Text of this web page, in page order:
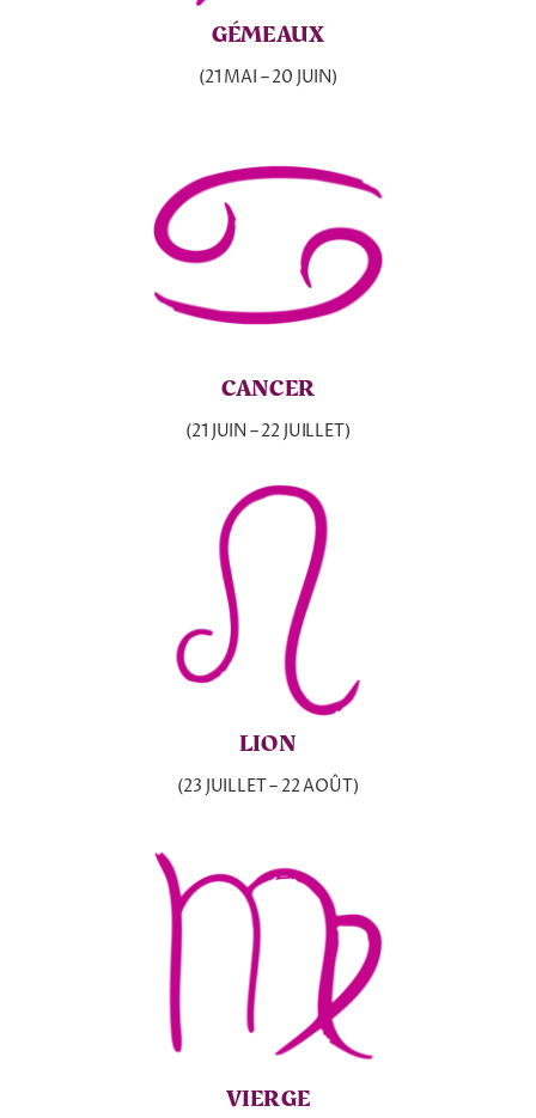
GÉMEAUX
(21 MAI – 20 JUIN)
CANCER
(21 JUIN – 22 JUILLET)
LION
(23 JUILLET – 22 AOÛT)
VIERGE